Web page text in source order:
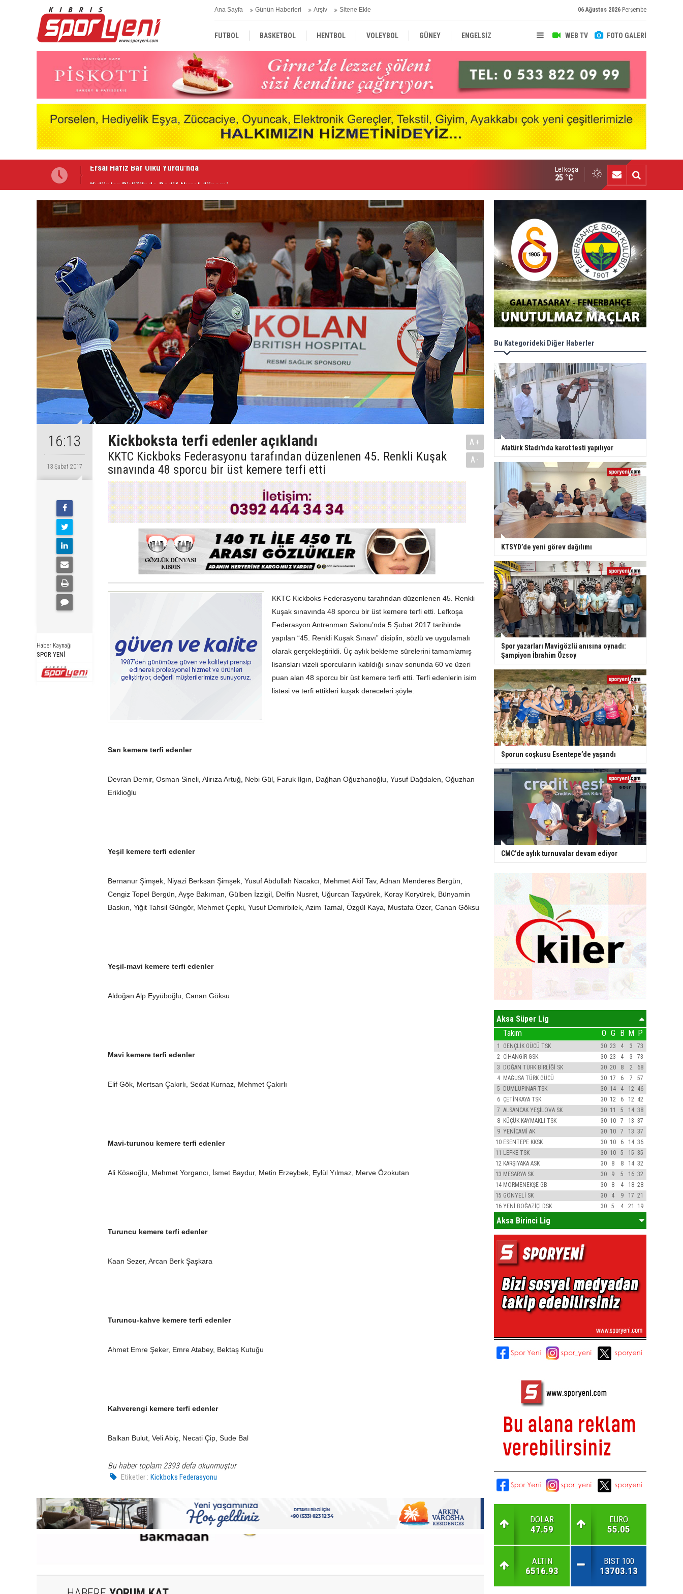
Ana Sayfa Günün Haberleri Arşiv Sitene Ekle 06 Ağustos 2026 Perşembe
WEB TV FOTO GALERİ
FUTBOL BASKETBOL HENTBOL VOLEYBOL GÜNEY ENGELSİZ
TÜRKİYE AVRUPA DÜNYA
Gençlik Gücü’nde Mali Genel Kurul yapıldı
Lefkoşa
25 °C
16:13
13 Şubat 2017
Haber Kaynağı
SPOR YENİ
Kickboksta terfi edenler açıklandı
KKTC Kickboks Federasyonu tarafından düzenlenen 45. Renkli Kuşak
sınavında 48 sporcu bir üst kemere terfi etti
A+
A-
KKTC Kickboks Federasyonu tarafından düzenlenen 45. Renkli
Kuşak sınavında 48 sporcu bir üst kemere terfi etti. Lefkoşa
Federasyon Antrenman Salonu’nda 5 Şubat 2017 tarihinde
yapılan “45. Renkli Kuşak Sınavı” disiplin, sözlü ve uygulamalı
olarak gerçekleştirildi. Üç aylık bekleme sürelerini tamamlamış
lisansları vizeli sporcuların katıldığı sınav sonunda 60 ve üzeri
puan alan 48 sporcu bir üst kemere terfi etti. Terfi edenlerin isim
listesi ve terfi ettikleri kuşak dereceleri şöyle:
Sarı kemere terfi edenler
Devran Demir, Osman Sineli, Alirıza Artuğ, Nebi Gül, Faruk Ilgın, Dağhan Oğuzhanoğlu, Yusuf Dağdalen, Oğuzhan
Eriklioğlu
Yeşil kemere terfi edenler
Bernanur Şimşek, Niyazi Berksan Şimşek, Yusuf Abdullah Nacakcı, Mehmet Akif Tav, Adnan Menderes Bergün,
Cengiz Topel Bergün, Ayşe Bakıman, Gülben İzzigil, Delfin Nusret, Uğurcan Taşyürek, Koray Koryürek, Bünyamin
Baskın, Yiğit Tahsil Güngör, Mehmet Çepki, Yusuf Demirbilek, Azim Tamal, Özgül Kaya, Mustafa Özer, Canan Göksu
Yeşil-mavi kemere terfi edenler
Aldoğan Alp Eyyüboğlu, Canan Göksu
Mavi kemere terfi edenler
Elif Gök, Mertsan Çakırlı, Sedat Kurnaz, Mehmet Çakırlı
Mavi-turuncu kemere terfi edenler
Ali Köseoğlu, Mehmet Yorgancı, İsmet Baydur, Metin Erzeybek, Eylül Yılmaz, Merve Özokutan
Turuncu kemere terfi edenler
Kaan Sezer, Arcan Berk Şaşkara
Turuncu-kahve kemere terfi edenler
Ahmet Emre Şeker, Emre Atabey, Bektaş Kutuğu
Kahverengi kemere terfi edenler
Balkan Bulut, Veli Abiç, Necati Çip, Sude Bal
Bu haber toplam 2393 defa okunmuştur
Etiketler : Kickboks Federasyonu
Bu Kategorideki Diğer Haberler
Atatürk Stadı'nda karot testi yapılıyor
KTSYD’de yeni görev dağılımı
Spor yazarları Mavigözlü anısına oynadı:
Şampiyon İbrahim Özsoy
Sporun coşkusu Esentepe’de yaşandı
CMC’de aylık turnuvalar devam ediyor
Aksa Süper Lig
Takım O G B M P
1 GENÇLİK GÜCÜ TSK 30 23 4 3
73
2 CİHANGİR GSK 30 23 4 3
73
3 DOĞAN TÜRK BİRLİĞİ SK 30 20 8 2
68
4 MAĞUSA TÜRK GÜCÜ 30 17 6 7
57
5 DUMLUPINAR TSK 30 14 4 12 46
6 ÇETİNKAYA TSK 30 12 6 12 42
7 ALSANCAK YEŞİLOVA SK 30 11 5 14 38
8 KÜÇÜK KAYMAKLI TSK 30 10 7 13 37
9 YENİCAMİ AK 30 10 7 13 37
10 ESENTEPE KKSK 30 10 6 14 36
11 LEFKE TSK 30 10 5 15 35
12 KARŞIYAKA ASK 30 8 8 14 32
13 MESARYA SK 30 9 5 16 32
14 MORMENEKŞE GB 30 8 4 18 28
15 GÖNYELİ SK 30 4 9 17 21
16 YENİ BOĞAZİÇİ DSK 30 5 4 21 19
Aksa Birinci Lig
DOLAR
47.59
EURO
55.05
ALTIN
6516.93
BIST 100
13703.13